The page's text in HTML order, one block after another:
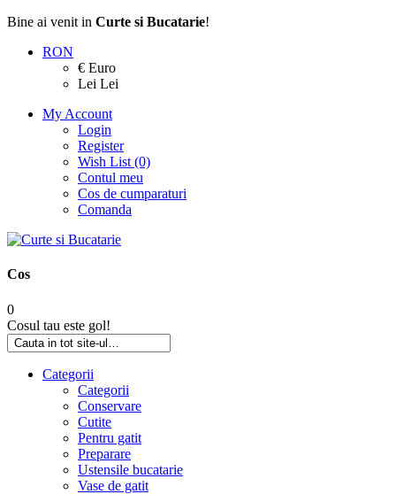
Bine ai venit in Curte si Bucatarie!
RON
€ Euro
Lei Lei
My Account
Login
Register
Wish List (0)
Contul meu
Cos de cumparaturi
Comanda
Cos
0
Cosul tau este gol!
Categorii
Categorii
Conservare
Cutite
Pentru gatit
Preparare
Ustensile bucatarie
Vase de gatit